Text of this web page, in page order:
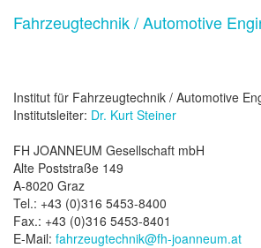
Fahrzeugtechnik / Automotive
Institut für Fahrzeugtechnik / Automotive
Institutsleiter: Dr. Kurt Steiner
FH JOANNEUM Gesellschaft mbH
Alte Poststraße 149
A-8020 Graz
Tel.: +43 (0)316 5453-8400
Fax.: +43 (0)316 5453-8401
E-Mail: fahrzeugtechnik@fh-joanneum.at